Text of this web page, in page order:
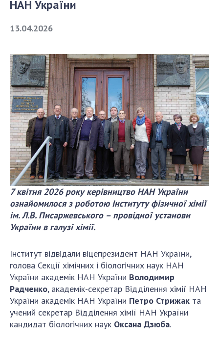
СТРУКТУРА
Президія НАН України
Апарат Президії
Секція фізико-технічних і математичних
наук
Секція хімічних і біологічних наук
Секція суспільних і гуманітарних наук
Установи при Президії
Ради, комітети та комісії
Наукові центри МОН та НАН України
Громадські організації
ДІЯЛЬНІСТЬ
Засідання Президії НАН України
Сесії Загальних зборів НАН України
Річні звіти НАН України
Річні фінансові звіти НАН України
Наукові публікації та видавнича діяльність
Охорона прав інтелектуальної власності та
НАН України
13.04.2026
7 квітня 2026 року керівництво НАН України
ознайомилося з роботою Інституту фізичної хімії
ім. Л.В. Писаржевського – провідної установи
України в галузі хімії.
Інститут відвідали віцепрезидент НАН України,
голова Секції хімічних і біологічних наук НАН
України академік НАН України Володимир
Радченко, академік-секретар Відділення хімії НАН
України академік НАН України Петро Стрижак та
учений секретар Відділення хімії НАН України
кандидат біологічних наук Оксана Дзюба.